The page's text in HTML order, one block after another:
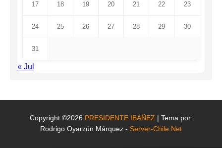
17 18 19 20 21 22 23
24 25 26 27 28 29 30
31
« Jul
Copyright ©2026 PRESIDENTE IBAÑEZ | Tema por:
Rodrigo Oyarzún Márquez - Server-Chile.Net